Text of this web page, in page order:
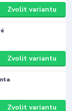
Zvolit variantu
Zvolit variantu
Zvolit variantu